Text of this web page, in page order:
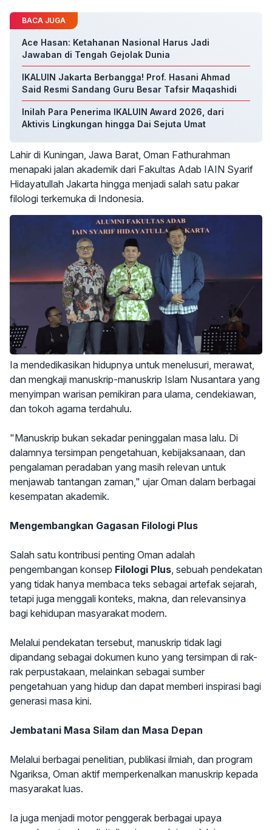
BACA JUGA
Ace Hasan: Ketahanan Nasional Harus Jadi
Jawaban di Tengah Gejolak Dunia
IKALUIN Jakarta Berbangga! Prof. Hasani Ahmad
Said Resmi Sandang Guru Besar Tafsir Maqashidi
Inilah Para Penerima IKALUIN Award 2026, dari
Aktivis Lingkungan hingga Dai Sejuta Umat
Lahir di Kuningan, Jawa Barat, Oman Fathurahman
menapaki jalan akademik dari Fakultas Adab IAIN Syarif
Hidayatullah Jakarta hingga menjadi salah satu pakar
filologi terkemuka di Indonesia.
Ia mendedikasikan hidupnya untuk menelusuri, merawat,
dan mengkaji manuskrip-manuskrip Islam Nusantara yang
menyimpan warisan pemikiran para ulama, cendekiawan,
dan tokoh agama terdahulu.
"Manuskrip bukan sekadar peninggalan masa lalu. Di
dalamnya tersimpan pengetahuan, kebijaksanaan, dan
pengalaman peradaban yang masih relevan untuk
menjawab tantangan zaman," ujar Oman dalam berbagai
kesempatan akademik.
Mengembangkan Gagasan Filologi Plus
Salah satu kontribusi penting Oman adalah
pengembangan konsep Filologi Plus, sebuah pendekatan
yang tidak hanya membaca teks sebagai artefak sejarah,
tetapi juga menggali konteks, makna, dan relevansinya
bagi kehidupan masyarakat modern.
Melalui pendekatan tersebut, manuskrip tidak lagi
dipandang sebagai dokumen kuno yang tersimpan di rak-
rak perpustakaan, melainkan sebagai sumber
pengetahuan yang hidup dan dapat memberi inspirasi bagi
generasi masa kini.
Jembatani Masa Silam dan Masa Depan
Melalui berbagai penelitian, publikasi ilmiah, dan program
Ngariksa, Oman aktif memperkenalkan manuskrip kepada
masyarakat luas.
Ia juga menjadi motor penggerak berbagai upaya